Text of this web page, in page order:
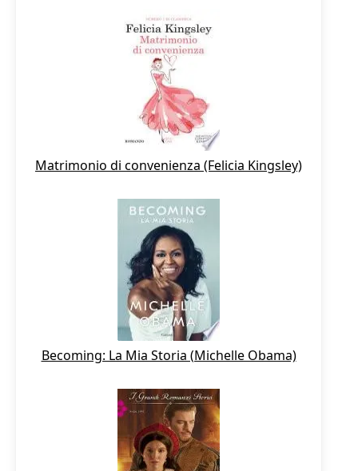
Matrimonio di convenienza (Felicia Kingsley)
Becoming: La Mia Storia (Michelle Obama)